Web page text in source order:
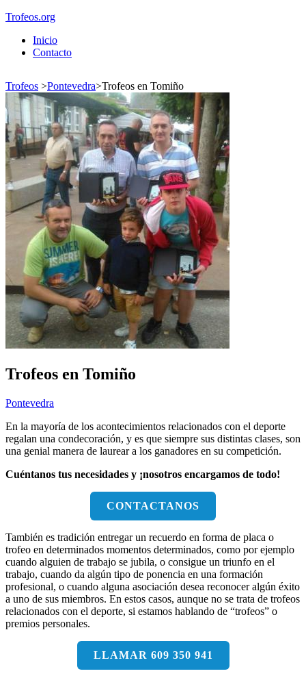
Trofeos.org
Inicio
Contacto
Trofeos >Pontevedra>Trofeos en Tomiño
Trofeos en Tomiño
Pontevedra
En la mayoría de los acontecimientos relacionados con el deporte
regalan una condecoración, y es que siempre sus distintas clases, son
una genial manera de laurear a los ganadores en su competición.
Cuéntanos tus necesidades y ¡nosotros encargamos de todo!
CONTACTANOS
También es tradición entregar un recuerdo en forma de placa o
trofeo en determinados momentos determinados, como por ejemplo
cuando alguien de trabajo se jubila, o consigue un triunfo en el
trabajo, cuando da algún tipo de ponencia en una formación
profesional, o cuando alguna asociación desea reconocer algún éxito
a uno de sus miembros. En estos casos, aunque no se trata de trofeos
relacionados con el deporte, si estamos hablando de “trofeos” o
premios personales.
LLAMAR 609 350 941